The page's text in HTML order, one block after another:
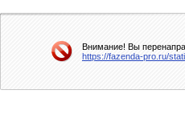
Внимание! Вы
https://fazenda-pro.ru/